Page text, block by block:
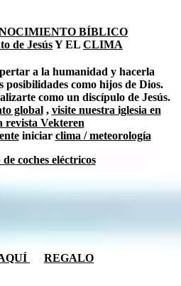
BÍBLICO
de JesúsY EL CLIMA
a la humanidad y hacerla
posibilidades como hijos de Dios.
como un discípulo de Jesús.
global, visite nuestra iglesia en
revista Vekteren
iniciar clima / meteorología
coches eléctricos
REGALO